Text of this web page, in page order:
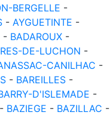
BERGELLE -
- AYGUETINTE -
- BADAROUX -
DE-LUCHON -
CANILHAC -
- BAREILLES -
D'ISLEMADE -
- BAZIEGE - BAZILLAC -